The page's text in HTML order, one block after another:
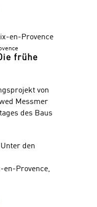
frühe
von
Messmer
des Baus
den
en-Provence,